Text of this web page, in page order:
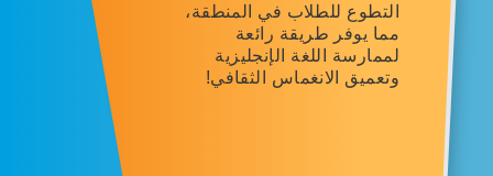
التطوع للطلاب في المنطقة،
مما يوفر طريقة رائعة
لممارسة اللغة الإنجليزية
وتعميق الانغماس الثقافي!